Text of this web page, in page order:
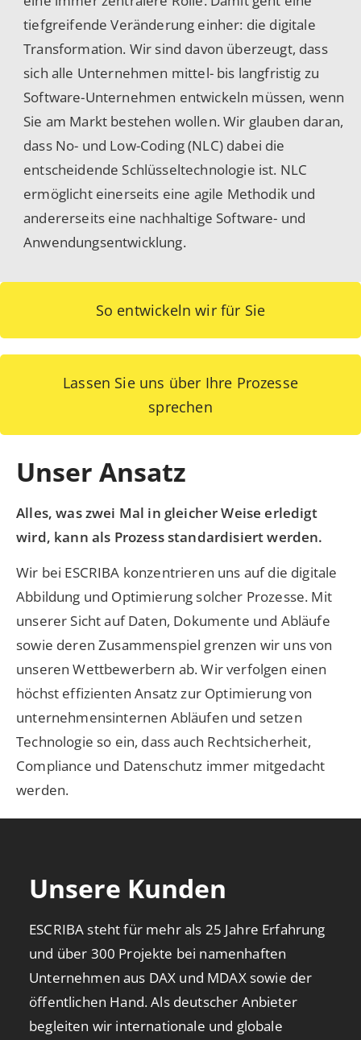
tiefgreifende Veränderung einher: die digitale
Transformation. Wir sind davon überzeugt, dass
sich alle Unternehmen mittel- bis langfristig zu
Software-Unternehmen entwickeln müssen, wenn
Sie am Markt bestehen wollen. Wir glauben daran,
dass No- und Low-Coding (NLC) dabei die
entscheidende Schlüsseltechnologie ist. NLC
ermöglicht einerseits eine agile Methodik und
andererseits eine nachhaltige Software- und
Anwendungsentwicklung.
So entwickeln wir für Sie
Unser Ansatz
Alles, was zwei Mal in gleicher Weise erledigt
wird, kann als Prozess standardisiert werden.
Wir bei ESCRIBA konzentrieren uns auf die digitale
Abbildung und Optimierung solcher Prozesse. Mit
unserer Sicht auf Daten, Dokumente und Abläufe
sowie deren Zusammenspiel grenzen wir uns von
unseren Wettbewerbern ab. Wir verfolgen einen
höchst effizienten Ansatz zur Optimierung von
unternehmensinternen Abläufen und setzen
Technologie so ein, dass auch Rechtsicherheit,
Compliance und Datenschutz immer mitgedacht
werden.
Lassen Sie uns über Ihre Prozesse
sprechen
Unsere Kunden
ESCRIBA steht für mehr als 25 Jahre Erfahrung
und über 300 Projekte bei namenhaften
Unternehmen aus DAX und MDAX sowie der
öffentlichen Hand. Als deutscher Anbieter
begleiten wir internationale und globale